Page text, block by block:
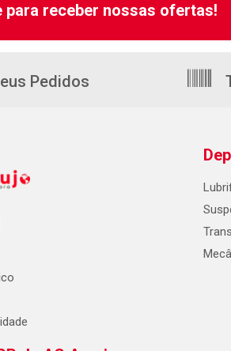
para receber nossas ofertas!
Pedidos